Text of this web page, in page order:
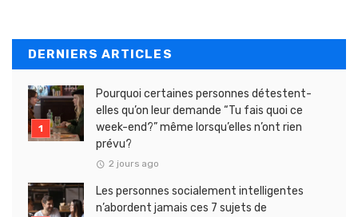
DERNIERS ARTICLES
Pourquoi certaines personnes détestent-
elles qu’on leur demande “Tu fais quoi ce
week-end?” même lorsqu’elles n’ont rien
prévu?
2 jours ago
Les personnes socialement intelligentes
n’abordent jamais ces 7 sujets de